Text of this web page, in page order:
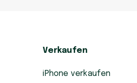
Verkaufen
iPhone verkaufen